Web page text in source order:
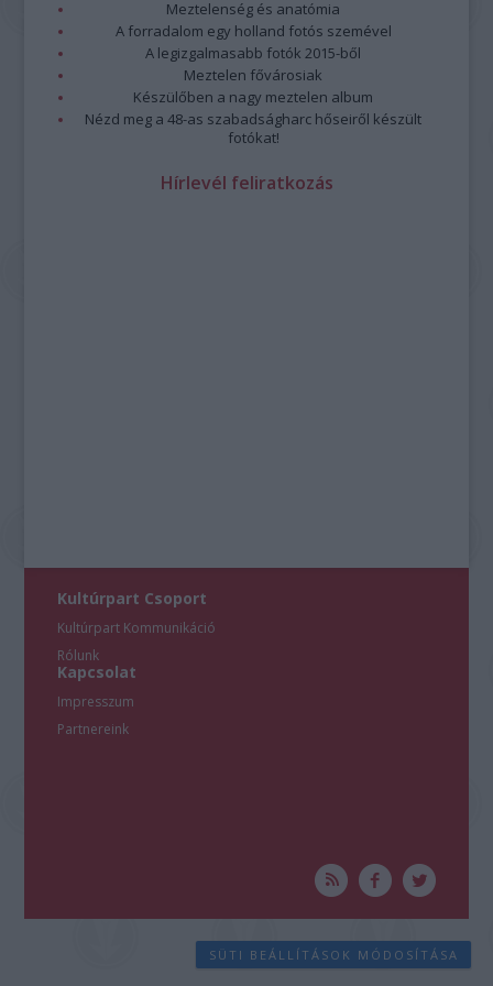
Meztelenség és anatómia
A forradalom egy holland fotós szemével
A legizgalmasabb fotók 2015-ből
Meztelen fővárosiak
Készülőben a nagy meztelen album
Nézd meg a 48-as szabadságharc hőseiről készült
fotókat!
Hírlevél feliratkozás
Kultúrpart Csoport
Kultúrpart Kommunikáció
Rólunk
Kapcsolat
Impresszum
Partnereink
SÜTI BEÁLLÍTÁSOK MÓDOSÍTÁSA